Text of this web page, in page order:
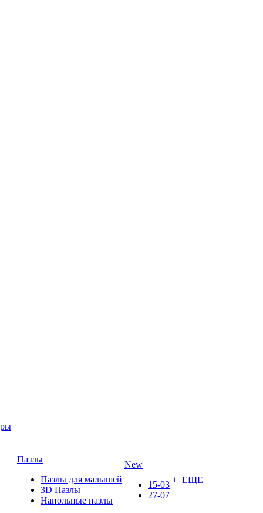
Пазлы
Пазлы для малышей
3D Пазлы
Напольные пазлы
New
15-03
27-07
+ ЕЩЕ